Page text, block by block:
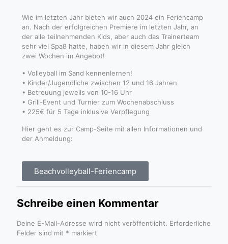
Wie im letzten Jahr bieten wir auch 2024 ein Feriencamp
an. Nach der erfolgreichen Premiere im letzten Jahr, an
der alle teilnehmenden Kids, aber auch das Trainerteam
sehr viel Spaß hatte, haben wir in diesem Jahr gleich
zwei Wochen im Angebot!
• Volleyball im Sand kennenlernen!
• Kinder/Jugendliche zwischen 12 und 16 Jahren
• Betreuung jeweils von 10-16 Uhr
• Grill-Event und Turnier zum Wochenabschluss
• 225€ für 5 Tage inklusive Verpflegung
Hier geht es zur Camp-Seite mit allen Informationen und
der Anmeldung:
Beachvolleyball-Feriencamp
Schreibe einen Kommentar
Deine E-Mail-Adresse wird nicht veröffentlicht. Erforderliche
Felder sind mit * markiert